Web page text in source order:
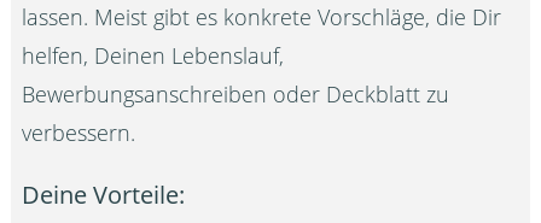
lassen. Meist gibt es konkrete Vorschläge, die Dir
helfen, Deinen Lebenslauf,
Bewerbungsanschreiben oder Deckblatt zu
verbessern.
Deine Vorteile: